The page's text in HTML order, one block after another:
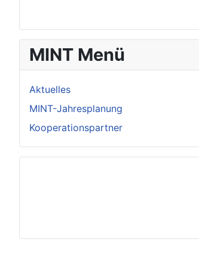
MINT Menü
Aktuelles
MINT-Jahresplanung
Kooperationspartner